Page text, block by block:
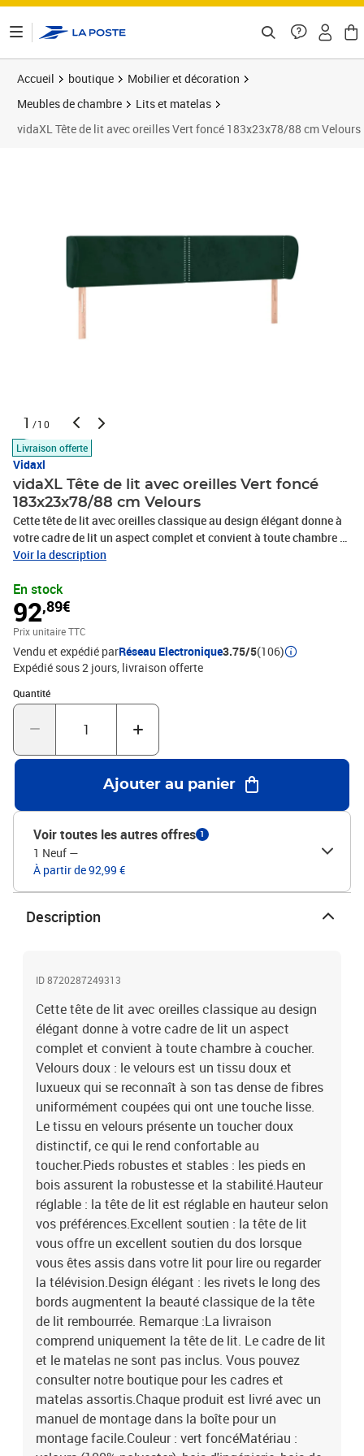
Accueil boutique
Mobilier et décoration
Meubles de chambre
Lits et matelas
vidaXL Tête de lit avec oreilles Vert foncé 183x23x78/88 cm Velours
1 /10
Livraison offerte
Vidaxl
vidaXL Tête de lit avec oreilles Vert foncé
183x23x78/88 cm Velours
Cette tête de lit avec oreilles classique au design élégant donne à
votre cadre de lit un aspect complet et convient à toute chambre à
coucher. Velours doux : le velours est un tissu doux et luxueux qui
ont une touche lisse. Le tissu en velours présente un toucher doux
distinctif, ce qui le rend confortable au toucher.Pieds robustes et
stables : les pieds en bois assurent la robustesse et la
stabilité.Hauteur réglable : la tête de lit est réglable en hauteur
selon vos préférences.Excellent soutien : la tête de lit vous offre un
excellent soutien du dos lorsque vous êtes assis dans votre lit pour
lire ou regarder la télévision.Design élégant : les rivets le long des
bords augmentent la beauté classique de la tête de lit rembourrée.
Remarque :La livraison comprend uniquement la tête de lit. Le
consulter notre boutique pour les cadres et matelas
assortis.Chaque produit est livré avec un manuel de montage dans
la boîte pour un montage facile.Couleur : vert foncéMatériau :
velours (100% polyester), bois d'ingénierie, bois de mélèze
massifMatériau de remplissage : mousseDimensions : 183 x 23 x
78/88 cm (l x P x H)La livraison contient :1 x tête de lit2 x oreille
Voir la description
En stock
92,89€
Prix unitaire TTC
Vendu et expédié parRéseau Electronique3.75/5(106)
Expédié sous 2 jours livraison offerte
Quantité
Quantité : 1
Ajouter au panier
Voir toutes les autres offres 1
1 Neuf —
À partir de 92,99 €
Description
ID 8720287249313
Cette tête de lit avec oreilles classique au design
élégant donne à votre cadre de lit un aspect
complet et convient à toute chambre à coucher.
Velours doux : le velours est un tissu doux et
luxueux qui se reconnaît à son tas dense de fibres
uniformément coupées qui ont une touche lisse.
Le tissu en velours présente un toucher doux
distinctif, ce qui le rend confortable au
toucher.Pieds robustes et stables : les pieds en
bois assurent la robustesse et la stabilité.Hauteur
réglable : la tête de lit est réglable en hauteur selon
vos préférences.Excellent soutien : la tête de lit
vous offre un excellent soutien du dos lorsque
vous êtes assis dans votre lit pour lire ou regarder
la télévision.Design élégant : les rivets le long des
bords augmentent la beauté classique de la tête
de lit rembourrée. Remarque :La livraison
comprend uniquement la tête de lit. Le cadre de lit
et le matelas ne sont pas inclus. Vous pouvez
consulter notre boutique pour les cadres et
matelas assortis.Chaque produit est livré avec un
manuel de montage dans la boîte pour un
montage facile.Couleur : vert foncéMatériau :